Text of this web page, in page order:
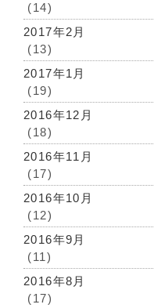
(14)
2017年2月
(13)
2017年1月
(19)
2016年12月
(18)
2016年11月
(17)
2016年10月
(12)
2016年9月
(11)
2016年8月
(17)